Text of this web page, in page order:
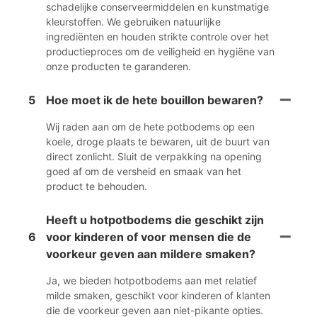
schadelijke conserveermiddelen en kunstmatige
kleurstoffen. We gebruiken natuurlijke
ingrediënten en houden strikte controle over het
productieproces om de veiligheid en hygiëne van
onze producten te garanderen.
5 Hoe moet ik de hete bouillon bewaren?
Wij raden aan om de hete potbodems op een
koele, droge plaats te bewaren, uit de buurt van
direct zonlicht. Sluit de verpakking na opening
goed af om de versheid en smaak van het
product te behouden.
6
Heeft u hotpotbodems die geschikt zijn
voor kinderen of voor mensen die de
voorkeur geven aan mildere smaken?
Ja, we bieden hotpotbodems aan met relatief
milde smaken, geschikt voor kinderen of klanten
die de voorkeur geven aan niet-pikante opties.